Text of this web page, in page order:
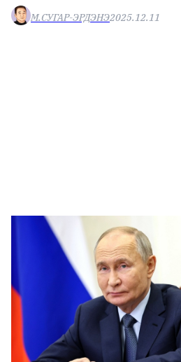
М.СУГАР-ЭРДЭНЭ2025.12.11